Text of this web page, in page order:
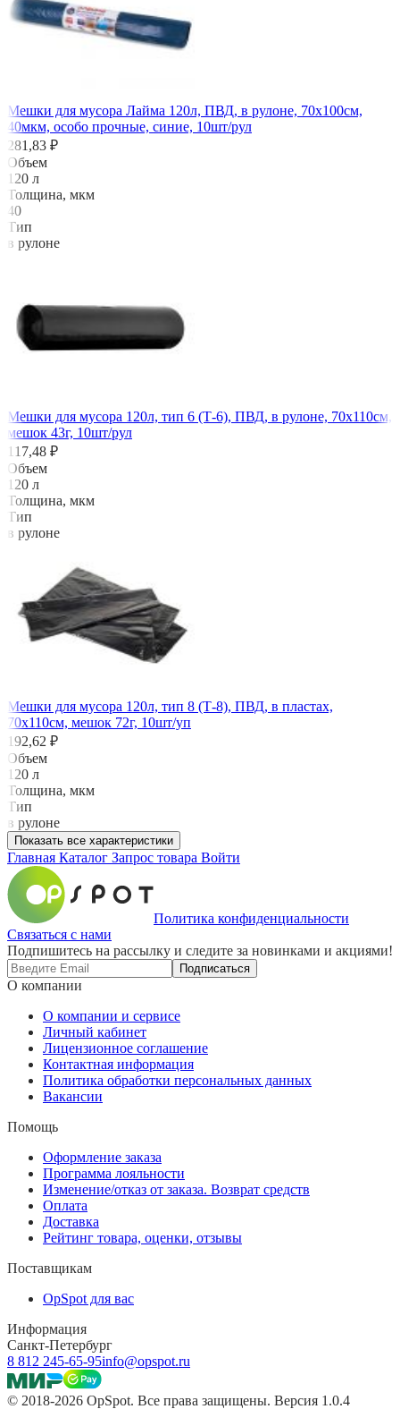
Мешки для мусора Лайма 120л, ПВД, в рулоне, 70х100см,
40мкм, особо прочные, синие, 10шт/рул
281,83 ₽
Объем
120 л
Толщина, мкм
40
Тип
в рулоне
Мешки для мусора 120л, тип 6 (Т-6), ПВД, в рулоне, 70х110см,
мешок 43г, 10шт/рул
117,48 ₽
Объем
120 л
Толщина, мкм
Тип
в рулоне
Мешки для мусора 120л, тип 8 (Т-8), ПВД, в пластах,
70х110см, мешок 72г, 10шт/уп
192,62 ₽
Объем
120 л
Толщина, мкм
Тип
в рулоне
Показать все характеристики
Главная Каталог Запрос товара Войти
Политика конфиденциальности
Связаться с нами
Подпишитесь на рассылку и следите за новинками и акциями!
Подписаться
О компании
О компании и сервисе
Личный кабинет
Лицензионное соглашение
Контактная информация
Политика обработки персональных данных
Вакансии
Помощь
Оформление заказа
Программа лояльности
Изменение/отказ от заказа. Возврат средств
Оплата
Доставка
Рейтинг товара, оценки, отзывы
Поставщикам
OpSpot для вас
Информация
Санкт-Петербург
8 812 245-65-95info@opspot.ru
© 2018-2026 OpSpot. Все права защищены. Версия 1.0.4